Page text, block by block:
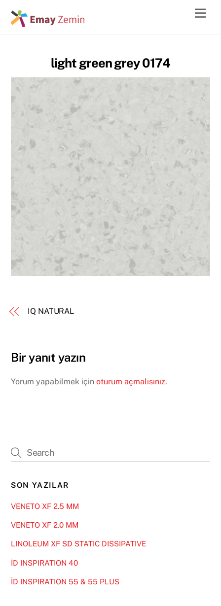
light green grey 0174
IQ NATURAL
Bir yanıt yazın
Yorum yapabilmek içinoturum açmalısınız.
SON YAZILAR
VENETO XF 2.5 MM
VENETO XF 2.0 MM
LINOLEUM XF SD STATIC DISSIPATIVE
İD INSPIRATION 40
İD INSPIRATION 55 & 55 PLUS